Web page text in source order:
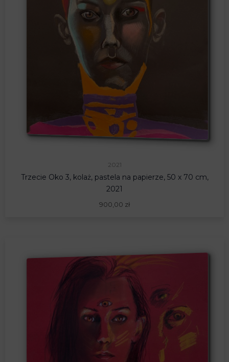
2021
Trzecie Oko 3, kolaż, pastela na papierze, 50 x 70 cm,
2021
900,00 zł